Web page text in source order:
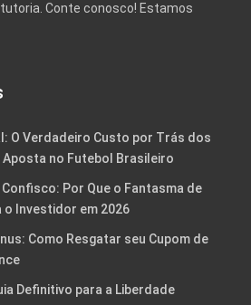
Conte conosco! Estamos
O Verdadeiro Custo por Trás dos
Aposta no Futebol Brasileiro
Por Que o Fantasma de
o Investidor em 2026
Como Resgatar seu Cupom de
Definitivo para a Liberdade